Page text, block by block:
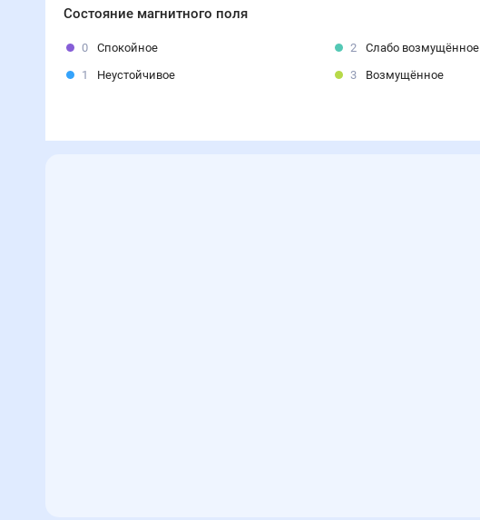
Состояние магнитного поля
0
Спокойное
1
Неустойчивое
2
Слабо возмущённое
3
Возмущённое